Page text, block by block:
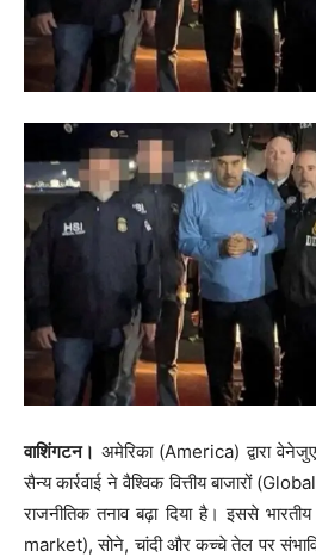
वाशिंगटन। अमेरिका (America) द्वारा
सैन्य कार्रवाई ने वैश्विक वित्तीय बाजारों
राजनीतिक तनाव बढ़ा दिया है। इससे
market), सोने, चांदी और कच्चे तेल पर